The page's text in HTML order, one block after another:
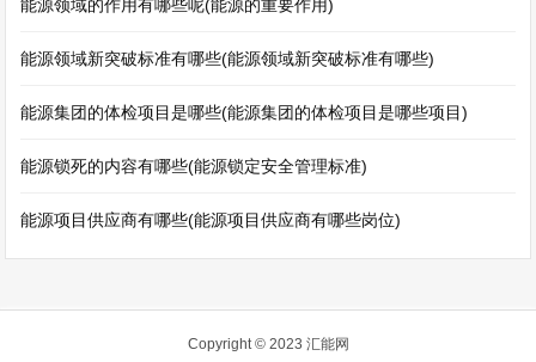
能源领域的作用有哪些呢(能源的重要作用)
能源领域新突破标准有哪些(能源领域新突破标准有哪些)
能源集团的体检项目是哪些(能源集团的体检项目是哪些项目)
能源锁死的内容有哪些(能源锁定安全管理标准)
能源项目供应商有哪些(能源项目供应商有哪些岗位)
Copyright © 2023 汇能网